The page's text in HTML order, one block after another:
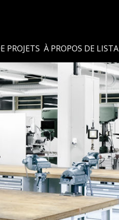
PROJETS À PROPOS DE LISTA